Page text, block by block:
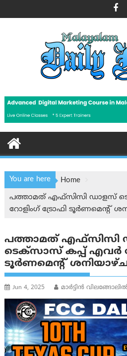
to
You are here
Home
പത്താമത് എഫ്‌സിസി ഡാളസ്
റോളിംഗ് ട്രോഫി ടൂർണമെന്റ്
പത്താമത് എഫ്‌സിസി
ടെക്‌സാസ് കപ്പ് എവർ
ടൂർണമെന്റ്
Jun 4, 2025 മാർട്ടിൻ